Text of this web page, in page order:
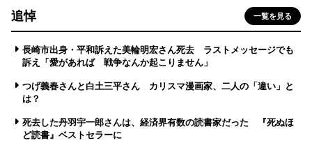
追悼 一覧を見る
長崎市出身・平和訴えた美輪明宏さん死去 ラストメッセージでも
訴え「愛があれば 戦争なんか起こりません」
つげ義春さんと白土三平さん カリスマ漫画家、二人の「違い」と
は？
死去した丹羽宇一郎さんは、経済界有数の読書家だった 『死ぬほ
ど読書』ベストセラーに